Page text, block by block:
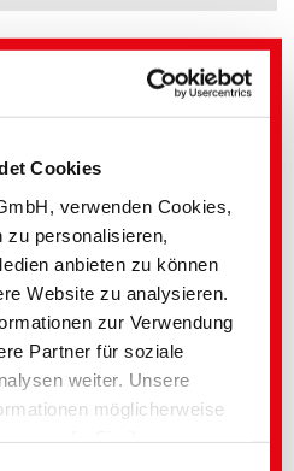
Cookies
verwenden Cookies,
zu personalisieren,
anbieten zu können
Website zu analysieren.
zur Verwendung
Partner für soziale
weiter. Unsere
möglicherweise
Sprache
Thread |
yarns and
YWR |
Water